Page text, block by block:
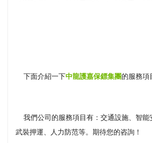
下面介紹一下中龍護嘉保鏢集團 的服務項
我們公司的服務項目有：交通設施、智能
武裝押運、人力防范等。期待您的咨詢！